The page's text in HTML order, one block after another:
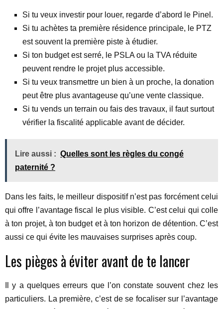
Si tu veux investir pour louer, regarde d’abord le Pinel.
Si tu achètes ta première résidence principale, le PTZ
est souvent la première piste à étudier.
Si ton budget est serré, le PSLA ou la TVA réduite
peuvent rendre le projet plus accessible.
Si tu veux transmettre un bien à un proche, la donation
peut être plus avantageuse qu’une vente classique.
Si tu vends un terrain ou fais des travaux, il faut surtout
vérifier la fiscalité applicable avant de décider.
Lire aussi : Quelles sont les règles du congé
paternité ?
Dans les faits, le meilleur dispositif n’est pas forcément celui
qui offre l’avantage fiscal le plus visible. C’est celui qui colle
à ton projet, à ton budget et à ton horizon de détention. C’est
aussi ce qui évite les mauvaises surprises après coup.
Les pièges à éviter avant de te lancer
Il y a quelques erreurs que l’on constate souvent chez les
particuliers. La première, c’est de se focaliser sur l’avantage